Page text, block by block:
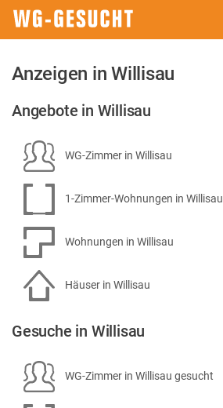
Anzeigen in Willisau
Angebote in Willisau
WG-Zimmer in Willisau
1-Zimmer-Wohnungen in Willisau
Wohnungen in Willisau
Häuser in Willisau
Gesuche in Willisau
WG-Zimmer in Willisau gesucht